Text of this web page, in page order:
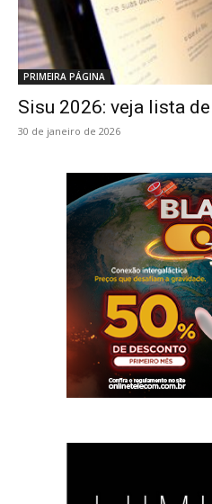
PRIMEIRA PÁGINA
Sisu 2026: veja lista
30 de janeiro de 2026